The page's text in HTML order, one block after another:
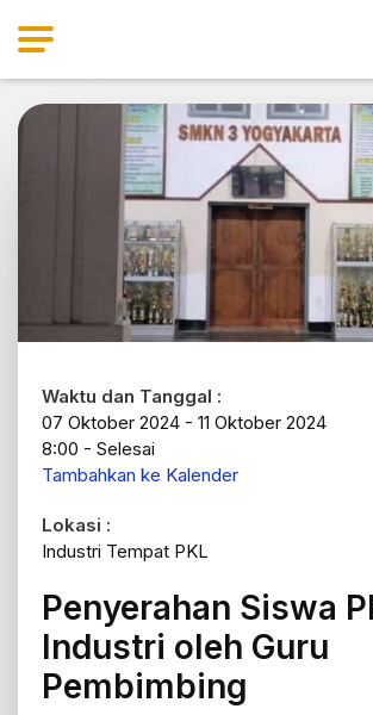
Penyerahan Siswa
Industri oleh Guru
Pembimbing
Waktu dan Tanggal :
07 Oktober 2024 - 11 Oktober 2024
8:00 - Selesai
Tambahkan ke Kalender
Lokasi :
Industri Tempat PKL